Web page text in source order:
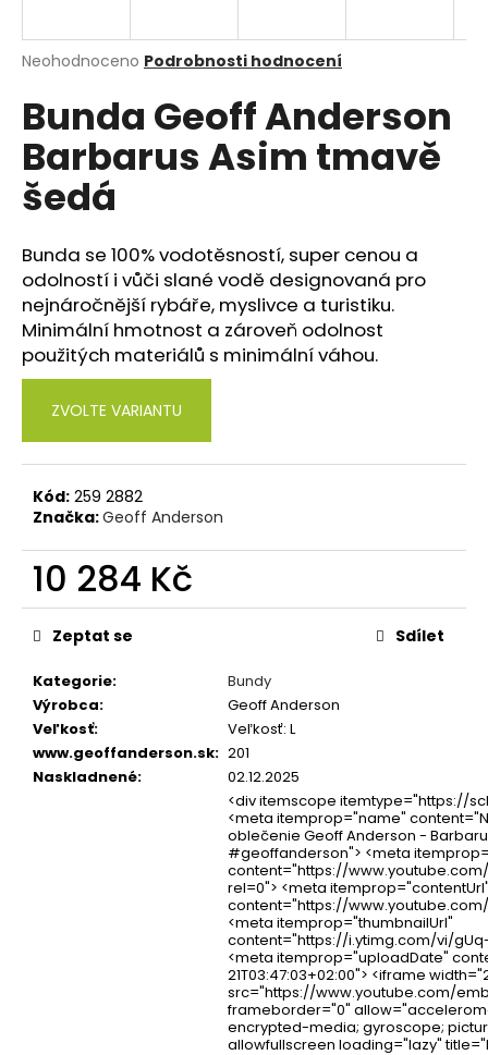
Průměrné
produktu
je
0,0
5
hvězdiček.
Neohodnoceno Podrobnosti hodnocení
Bunda Geoff Anderson
Barbarus Asim tmavě
šedá
Bunda se 100% vodotěsností, super cenou a
odolností i vůči slané vodě designovaná pro
nejnáročnější rybáře, myslivce a turistiku.
Minimální hmotnost a zároveň odolnost
použitých materiálů s minimální váhou.
ZVOLTE VARIANTU
Kód: 259 2882
Značka:Geoff Anderson
10 284 Kč
Měrná
cena:
Kategorie:
Bundy
Výrobca:
Geoff Anderson
Veľkosť:
Veľkosť: L
www.geoffanderson.sk: 201
Naskladnené: 02.12.2025
<div itemscope itemtype="https://
<meta itemprop="name"
oblečenie Geoff Anderson -
#geoffanderson"> <meta
content="https://
rel=0"> <meta
content="https://
<meta itemprop="thumbnailUrl"
content="https://i.ytimg.com/vi/
<meta itemprop="uploadDate"
21T03:47:03+02:00"> <iframe
src="https://www.youtube.com/
frameborder="0"
encrypted-media; gyroscope;
allowfullscreen loading="lazy"
Zeptat se Sdílet
j
t
?
HLEDAT
D
o
r
u
č
u
e
m
e
OLOVĚNÉ
KRMÍTKO
TRUBIČKOU
DELPHIN
EAZYSIX